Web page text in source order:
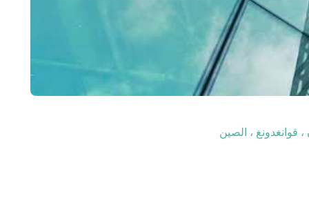
قوانغدونغ ، الصين